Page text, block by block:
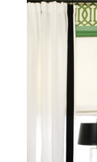
GREEN